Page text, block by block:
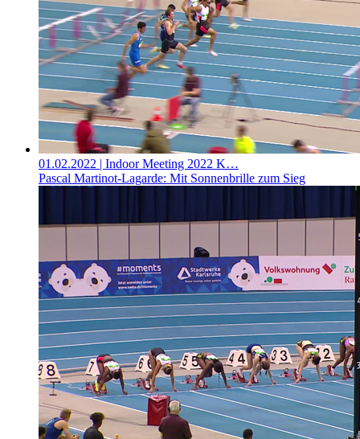
01.02.2022 | Indoor Meeting 2022 K…
Pascal Martinot-Lagarde: Mit Sonnenbrille zum Sieg